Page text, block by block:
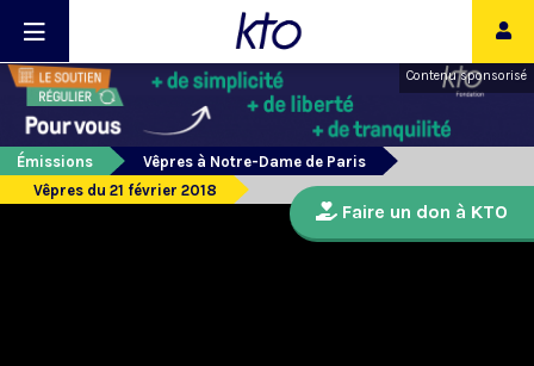
Contenu sponsorisé
Émissions
Vêpres à Notre-Dame de Paris
Vêpres du 21 février 2018
Faire un don à KTO